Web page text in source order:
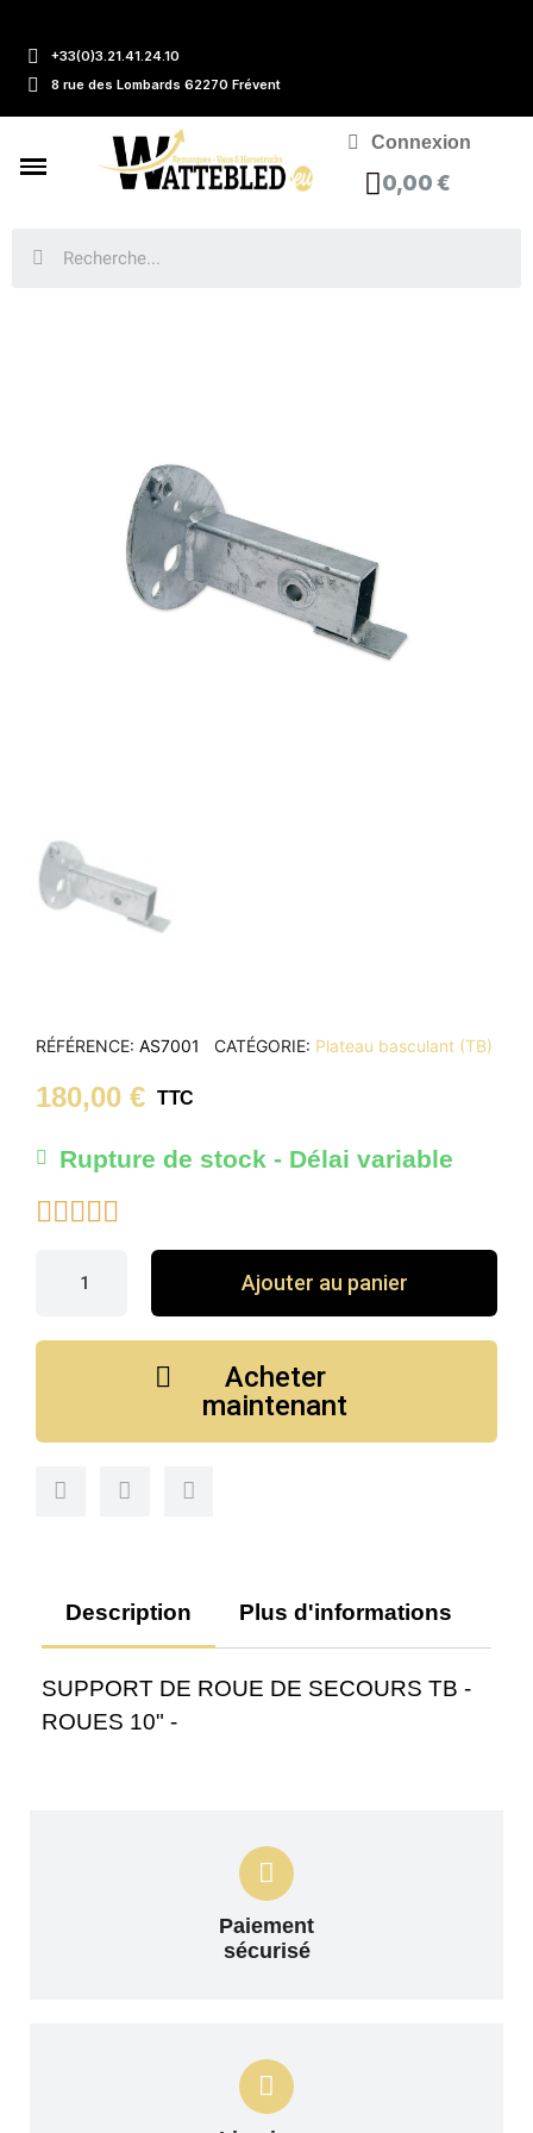
+33(0)3.21.41.24.10
8 rue des Lombards 62270 Frévent
Connexion
0,00 €
RÉFÉRENCE AS7001 CATÉGORIE Plateau basculant (TB)
180,00 € TTC
Rupture de stock - Délai variable

Ajouter au panier
Acheter
maintenant
Description Plus d'informations
SUPPORT DE ROUE DE SECOURS TB -
ROUES 10" -
Paiement
sécurisé